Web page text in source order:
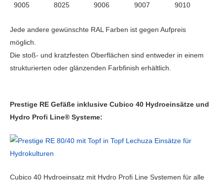
9005
8025
9006
9007
9010
Jede andere gewünschte RAL Farben ist gegen Aufpreis
möglich.
Die stoß- und kratzfesten Oberflächen sind entweder in einem
strukturierten oder glänzenden Farbfinish erhältlich.
Prestige RE Gefäße inklusive Cubico 40 Hydroeinsätze und
Hydro Profi Line® Systeme:
Cubico 40 Hydroeinsatz mit Hydro Profi Line Systemen für alle